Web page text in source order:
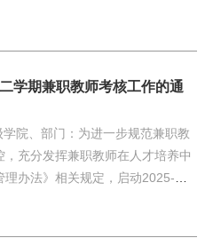
《雷锋奖评选实施办法》
特此通知。上海建桥学院2026年7
学期兼职教师考核工作的通
院、部门：为进一步规范兼职教
充分发挥兼职教师在人才培养中
办法》相关规定，启动2025-
作。现将有关事宜通知如下：